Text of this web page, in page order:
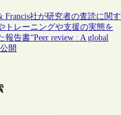
Francis社が研究者の査読に関す
トレーニングや支援の実態を
報告書“Peer review : A global
開